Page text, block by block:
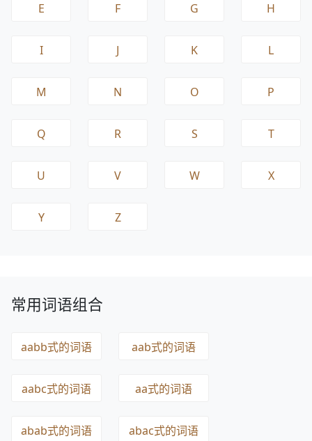
E F G H
I J K L
M N O P
Q R S T
U V W X
Y Z
常用词语组合
aabb式的词语 aab式的词语
aabc式的词语 aa式的词语
abab式的词语 abac式的词语